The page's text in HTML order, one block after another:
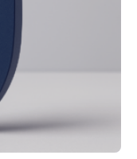
also mit Robotern,
erfassen,
auch mit…